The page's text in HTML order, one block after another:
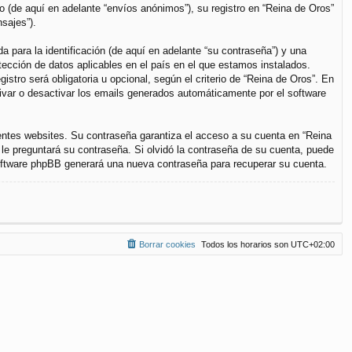
aquí en adelante “envíos anónimos”), su registro en “Reina de Oros”
para la identificación (de aquí en adelante “su contraseña”) y una
de datos aplicables en el país en el que estamos instalados.
será obligatoria u opcional, según el criterio de “Reina de Oros”. En
o desactivar los emails generados automáticamente por el software
websites. Su contraseña garantiza el acceso a su cuenta en “Reina
preguntará su contraseña. Si olvidó la contraseña de su cuenta, puede
phpBB generará una nueva contraseña para recuperar su cuenta.
Todos los horarios son UTC+02:00
Borrar cookies